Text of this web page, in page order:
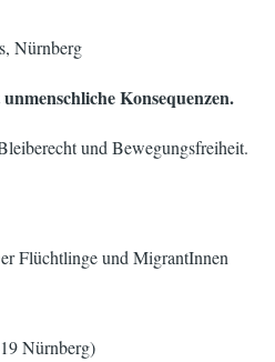
Nürnberg
Konsequenzen.
und Bewegungsfreiheit.
Flüchtlinge und MigrantInnen
Nürnberg)